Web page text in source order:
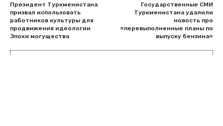
Президент Туркменистана
призвал использовать
работников культуры для
продвижения идеологии
Эпохи могущества
Государственные СМИ
Туркменистана удалили
новость про
«перевыполненные планы по
выпуску бензина»